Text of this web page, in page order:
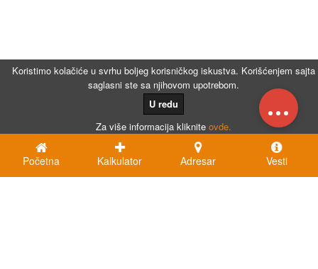
Koristimo kolačiće u svrhu boljeg korisničkog iskustva. Korišćenjem sajta
saglasni ste sa njihovom upotrebom.
U redu
Za više informacija kliknite ovde.
...
Početna Kalkulator Adresar Vesti